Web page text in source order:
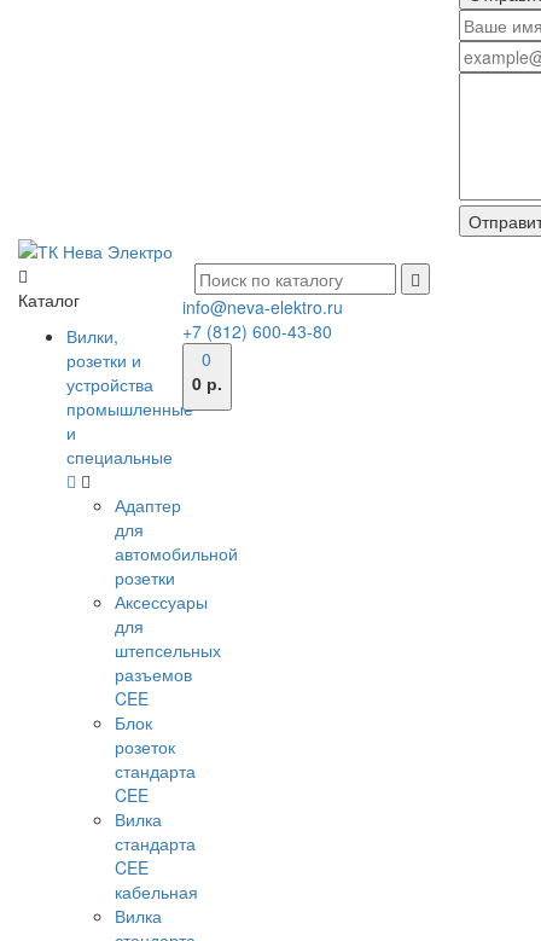
Каталог
Вилки,
розетки и
устройства
промышленные
и
специальные
Адаптер
для
автомобильной
розетки
Аксессуары
для
штепсельных
разъемов
CEE
Блок
розеток
стандарта
CEE
Вилка
стандарта
CEE
кабельная
Вилка
info@neva-elektro.ru
+7 (812) 600-43-80
0
0 р.